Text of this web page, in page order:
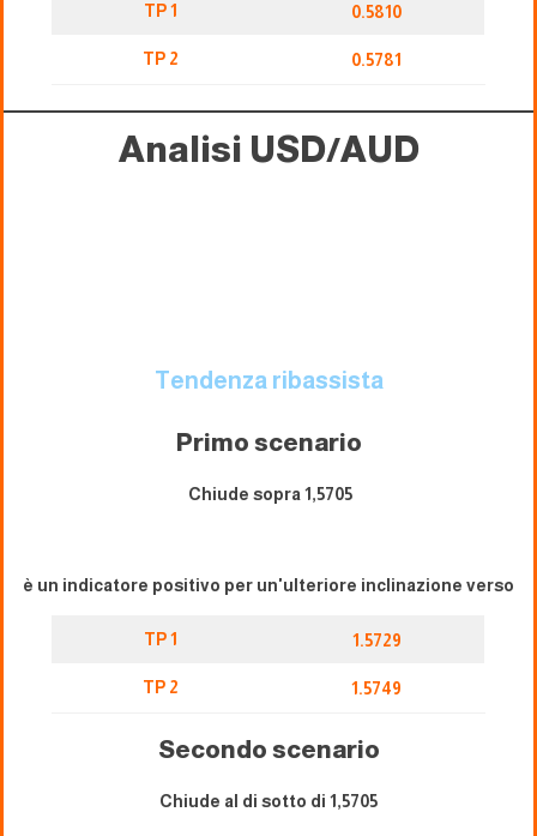
TP 1 0.5810
TP 2 0.5781
Analisi USD/AUD
Tendenza ribassista
Primo scenario
Chiude sopra 1,5705
è un indicatore positivo per un'ulteriore inclinazione verso
TP 1 1.5729
TP 2 1.5749
Secondo scenario
Chiude al di sotto di 1,5705